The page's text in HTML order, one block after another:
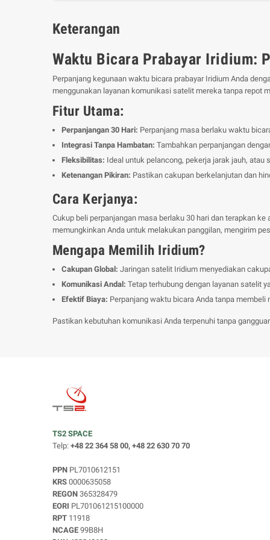
Keterangan
Waktu Bicara Prabayar Iridium:
Perpanjang kegunaan waktu bicara prabayar Iridium Anda
menggunakan layanan komunikasi satelit mereka tanpa repot
Fitur Utama:
Perpanjangan 30 Hari: Perpanjang masa berlaku waktu
Integrasi Tanpa Hambatan: Tambahkan perpanjangan
Fleksibilitas: Ideal untuk pelancong, pekerja jarak jauh,
Ketenangan Pikiran: Pastikan cakupan berkelanjutan dan
Cara Kerjanya:
Cukup beli perpanjangan masa berlaku 30 hari dan terapkan
memungkinkan Anda untuk melakukan panggilan, mengirim
Mengapa Memilih Iridium?
Cakupan Global: Jaringan satelit Iridium menyediakan
Komunikasi Andal: Tetap terhubung dengan layanan satelit
Efektif Biaya: Perpanjang waktu bicara Anda tanpa
Pastikan kebutuhan komunikasi Anda terpenuhi tanpa
TS2 SPACE
Telp: +48 22 364 58 00, +48 22 630 70 70
PPN PL7010612151
KRS 0000635058
REGON 365328479
EORI PL701061215100000
RPT 11918
NCAGE 99B8H